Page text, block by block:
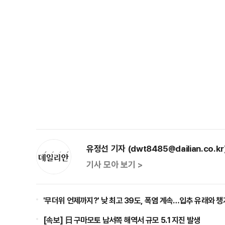
유정선 기자
기사 모아 보기 >
'무더위 언제까지?' 낮 최고 39도, 폭염 계속…입추 유래와 챙
[속보] 日 구마모토 남서쪽 해역서 규모 5.1 지진 발생